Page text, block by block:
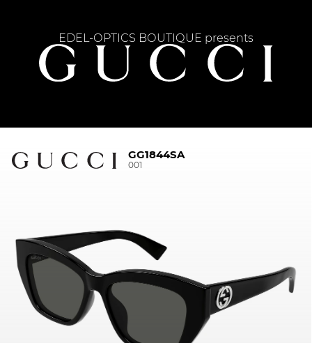
EDEL-OPTICS BOUTIQUE presents
GG1844SA
001